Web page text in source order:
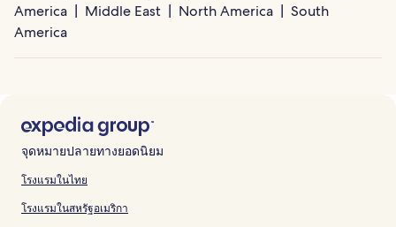
America
Middle East North America
South
America
จุดหมายปลายทางยอดนิยม
โรงแรมในไทย
โรงแรมในสหรัฐอเมริกา